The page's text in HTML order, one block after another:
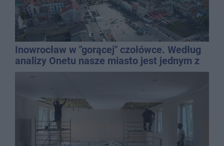
Inowrocław w "gorącej" czołówce. Według
analizy Onetu nasze miasto jest jednym z
najbardziej narażonych na upały